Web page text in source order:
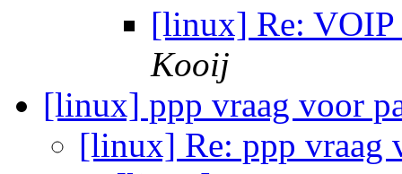
[linux] Re:
Kooij
[linux] ppp vraag voor
[linux] Re: ppp vraag